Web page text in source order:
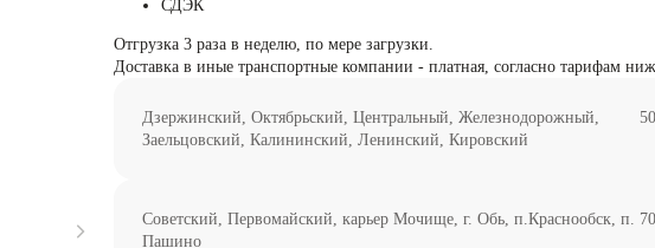
СДЭК
Отгрузка 3 раза в неделю, по мере загрузки.
Доставка в иные транспортные компании - платная, согласно тарифам
Дзержинский, Октябрьский, Центральный, Железнодорожный,
Заельцовский, Калининский, Ленинский, Кировский
Советский, Первомайский, карьер Мочище, г. Обь, п.Краснообск, п.
Пашино